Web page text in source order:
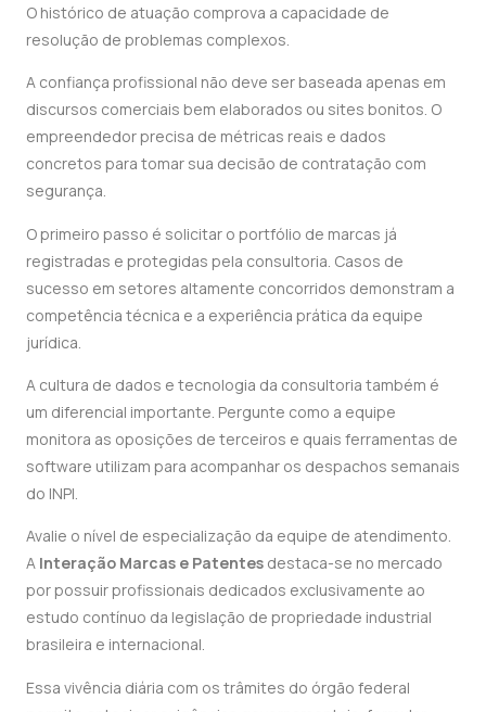
O histórico de atuação comprova a capacidade de
resolução de problemas complexos.
A confiança profissional não deve ser baseada apenas em
discursos comerciais bem elaborados ou sites bonitos. O
empreendedor precisa de métricas reais e dados
concretos para tomar sua decisão de contratação com
segurança.
O primeiro passo é solicitar o portfólio de marcas já
registradas e protegidas pela consultoria. Casos de
sucesso em setores altamente concorridos demonstram a
competência técnica e a experiência prática da equipe
jurídica.
A cultura de dados e tecnologia da consultoria também é
um diferencial importante. Pergunte como a equipe
monitora as oposições de terceiros e quais ferramentas de
software utilizam para acompanhar os despachos semanais
do INPI.
Avalie o nível de especialização da equipe de atendimento.
A Interação Marcas e Patentes destaca-se no mercado
por possuir profissionais dedicados exclusivamente ao
estudo contínuo da legislação de propriedade industrial
brasileira e internacional.
Essa vivência diária com os trâmites do órgão federal